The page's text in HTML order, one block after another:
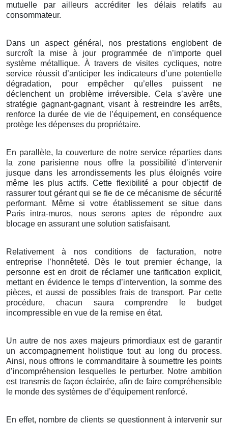
mutuelle par ailleurs accréditer les délais relatifs au
consommateur.
Dans un aspect général, nos prestations englobent de
surcroît la mise à jour programmée de n’importe quel
système métallique. À travers de visites cycliques, notre
service réussit d’anticiper les indicateurs d’une potentielle
dégradation, pour empêcher qu’elles puissent ne
déclenchent un problème irréversible. Cela s’avère une
stratégie gagnant-gagnant, visant à restreindre les arrêts,
renforce la durée de vie de l’équipement, en conséquence
protège les dépenses du propriétaire.
En parallèle, la couverture de notre service réparties dans
la zone parisienne nous offre la possibilité d’intervenir
jusque dans les arrondissements les plus éloignés voire
même les plus actifs. Cette flexibilité a pour objectif de
rassurer tout gérant qui se fie de ce mécanisme de sécurité
performant. Même si votre établissement se situe dans
Paris intra-muros, nous serons aptes de répondre aux
blocage en assurant une solution satisfaisant.
Relativement à nos conditions de facturation, notre
entreprise l’honnêteté. Dès le tout premier échange, la
personne est en droit de réclamer une tarification explicit,
mettant en évidence le temps d’intervention, la somme des
pièces, et aussi de possibles frais de transport. Par cette
procédure, chacun saura comprendre le budget
incompressible en vue de la remise en état.
Un autre de nos axes majeurs primordiaux est de garantir
un accompagnement holistique tout au long du process.
Ainsi, nous offrons le commanditaire à soumettre les points
d’incompréhension lesquelles le perturber. Notre ambition
est transmis de façon éclairée, afin de faire compréhensible
le monde des systèmes de d’équipement renforcé.
En effet, nombre de clients se questionnent à intervenir sur